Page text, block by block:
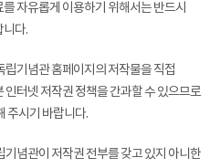
자유롭게 이용하기 위해서는 반드시
니다.
립기념관 홈페이지의 저작물을 직접
터넷 저작권 정책을 간과할 수 있으므로
주시기 바랍니다.
념관이 저작권 전부를 갖고 있지 아니한